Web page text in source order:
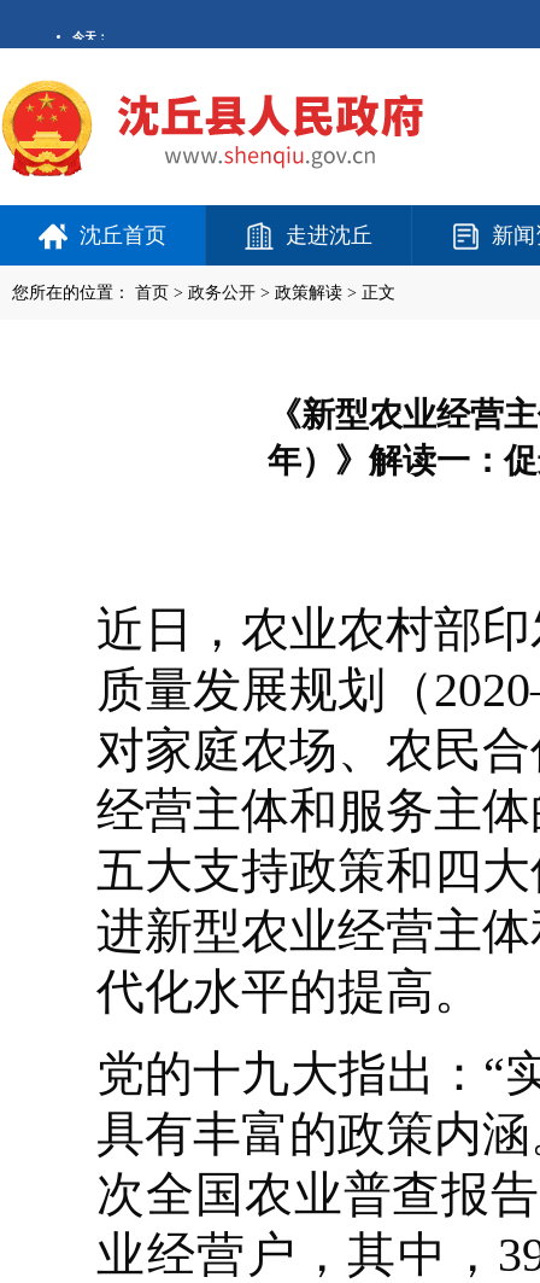
沈丘首页 走进沈丘 新
您所在的位置： 首页 > 政务公开 > 政策解读 > 正文
《新型农业经营
年）》解读一：
近日，农业农村部
质量发展规划（
对家庭农场、农民
经营主体和服务主
五大支持政策和四
进新型农业经营主
代化水平的提高。
党的十九大指出：“
具有丰富的政策内
次全国农业普查报
业经营户，其中，